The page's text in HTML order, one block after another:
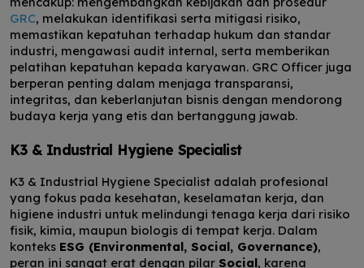
GRC, melakukan identifikasi serta mitigasi risiko,
memastikan kepatuhan terhadap hukum dan standar
industri, mengawasi audit internal, serta memberikan
pelatihan kepatuhan kepada karyawan. GRC Officer juga
berperan penting dalam menjaga transparansi,
integritas, dan keberlanjutan bisnis dengan mendorong
budaya kerja yang etis dan bertanggung jawab.
K3 & Industrial Hygiene Specialist
K3 & Industrial Hygiene Specialist adalah profesional
yang fokus pada kesehatan, keselamatan kerja, dan
higiene industri untuk melindungi tenaga kerja dari risiko
fisik, kimia, maupun biologis di tempat kerja. Dalam
konteks ESG (Environmental, Social, Governance),
peran ini sangat erat dengan pilar Social, karena